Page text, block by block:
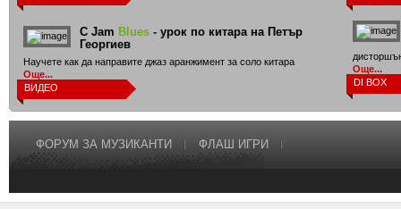
ВИДЕО
C Jam Blues - урок по китара на Петър
Георгиев
Научете как да направите джаз аранжимент за соло китара
Още...
DI BOX
Още...
ФОРУМ ЗА МУЗИКАНТИ ФЛАШ ИГРИ